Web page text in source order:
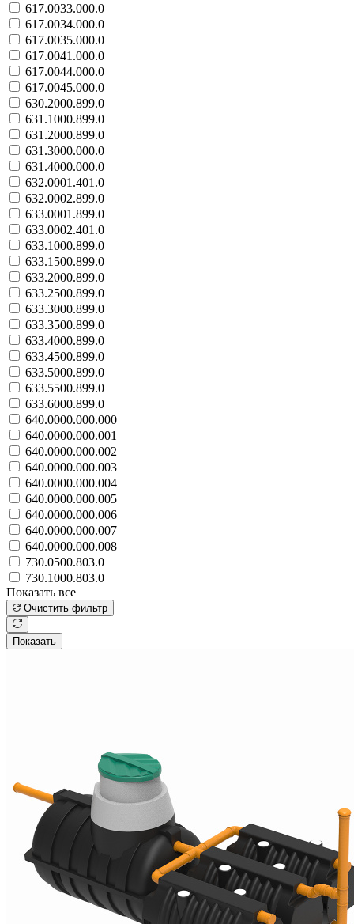
617.0033.000.0
617.0034.000.0
617.0035.000.0
617.0041.000.0
617.0044.000.0
617.0045.000.0
630.2000.899.0
631.1000.899.0
631.2000.899.0
631.3000.000.0
631.4000.000.0
632.0001.401.0
632.0002.899.0
633.0001.899.0
633.0002.401.0
633.1000.899.0
633.1500.899.0
633.2000.899.0
633.2500.899.0
633.3000.899.0
633.3500.899.0
633.4000.899.0
633.4500.899.0
633.5000.899.0
633.5500.899.0
633.6000.899.0
640.0000.000.000
640.0000.000.001
640.0000.000.002
640.0000.000.003
640.0000.000.004
640.0000.000.005
640.0000.000.006
640.0000.000.007
640.0000.000.008
730.0500.803.0
730.1000.803.0
Показать все
Очистить фильтр
Показать